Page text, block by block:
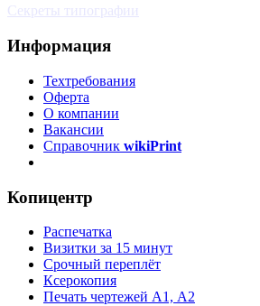
Секреты типографии
Информация
Техтребования
Оферта
О компании
Вакансии
Справочник wikiPrint
Копицентр
Распечатка
Визитки за 15 минут
Срочный переплёт
Ксерокопия
Печать чертежей А1, А2